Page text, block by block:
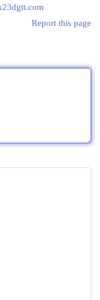
Report this page